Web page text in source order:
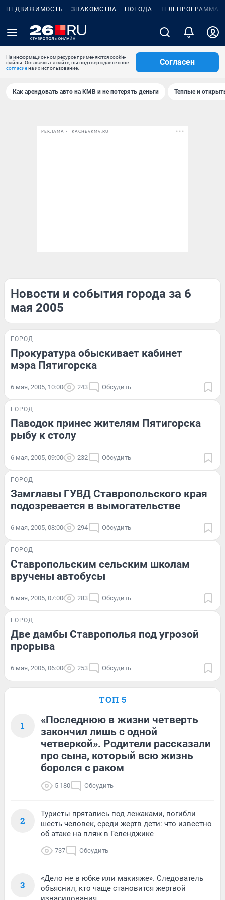
НЕДВИЖИМОСТЬ ЗНАКОМСТВА ПОГОДА ТЕЛЕПРОГРАММА
На информационном ресурсе применяются cookie-
файлы. Оставаясь на сайте, вы подтверждаете свое
согласиена их использование.
Согласен
Как арендовать авто на КМВ и не потерять деньги Теплые и
РЕКЛАМА • TKACHEVKMV.RU
Новости и события города за 6
мая 2005
ГОРОД
Прокуратура обыскивает кабинет
мэра Пятигорска
6 мая, 2005, 10:00 243 Обсудить
ГОРОД
Паводок принес жителям Пятигорска
рыбу к столу
6 мая, 2005, 09:00 232 Обсудить
ГОРОД
Замглавы ГУВД Ставропольского края
подозревается в вымогательстве
6 мая, 2005, 08:00 294 Обсудить
ГОРОД
Ставропольским сельским школам
вручены автобусы
6 мая, 2005, 07:00 283 Обсудить
ГОРОД
Две дамбы Ставрополья под угрозой
прорыва
6 мая, 2005, 06:00 253 Обсудить
ТОП 5
1
«Последнюю в жизни четверть
закончил лишь с одной
четверкой». Родители рассказали
про сына, который всю жизнь
боролся с раком
5 180 Обсудить
2
Туристы прятались под лежаками, погибли
шесть человек, среди жертв дети: что известно
об атаке на пляж в Геленджике
737 Обсудить
3
«Дело не в юбке или макияже». Следователь
объяснил, кто чаще становится жертвой